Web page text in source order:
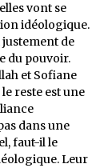
vont se
idéologique.
justement de
du pouvoir.
et Sofiane
reste est une
dans une
faut-il le
Leur